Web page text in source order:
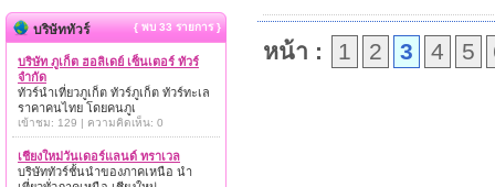
หน้า : 1 2 3 4 5
บริษัททัวร์ { พบ 33 รายการ }
บริษัท ภูเก็ต ฮอลิเดย์ เซ็นเตอร์ ทัวร์
จำกัด
ทัวร์นำเที่ยวภูเก็ต ทัวร์ภูเก็ต ทัวร์ทะเล
ราคาคนไทย โดยคนภูเ
เข้าชม: 129 | ความคิดเห็น: 0
เชียงใหม่วันเดอร์แลนด์ ทราเวล
บริษัททัวร์ชั้นนำของภาคเหนือ นำ